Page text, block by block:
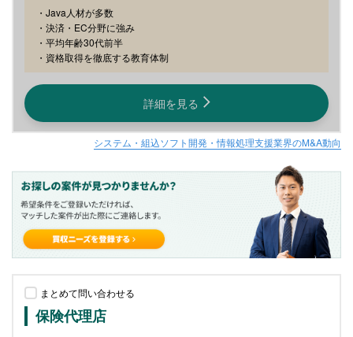
・Java人材が多数
・決済・EC分野に強み
・平均年齢30代前半
・資格取得を徹底する教育体制
詳細を見る
システム・組込ソフト開発・情報処理支援業界のM&A動向
まとめて問い合わせる
保険代理店